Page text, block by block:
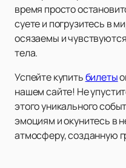
время просто
суете и погрузитесь в
осязаемы и
тела.
Успейте купитьбилеты
нашем сайте! Не
этого уникального
эмоциям и окунитесь в
атмосферу, созданную